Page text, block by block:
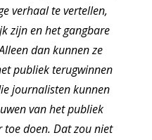
verhaal te vertellen,
zijn en het gangbare
dan kunnen ze
publiek terugwinnen
journalisten kunnen
van het publiek
toe doen. Dat zou niet